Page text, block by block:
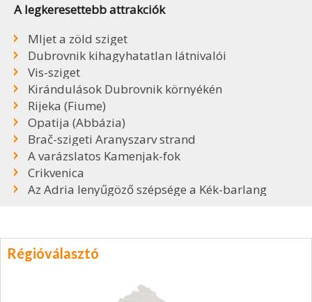
A legkeresettebb attrakciók
Mljet a zöld sziget
Dubrovnik kihagyhatatlan látnivalói
Vis-sziget
Kirándulások Dubrovnik környékén
Rijeka (Fiume)
Opatija (Abbázia)
Brač-szigeti Aranyszarv strand
A varázslatos Kamenjak-fok
Crikvenica
Az Adria lenyűgöző szépsége a Kék-barlang
Régióválasztó